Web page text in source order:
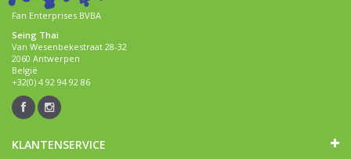
Fan Enterprises BVBA
Seing Thai
Van Wesenbekestraat 28-32
2060 Antwerpen
België
+32(0) 4 92 94 92 86
KLANTENSERVICE